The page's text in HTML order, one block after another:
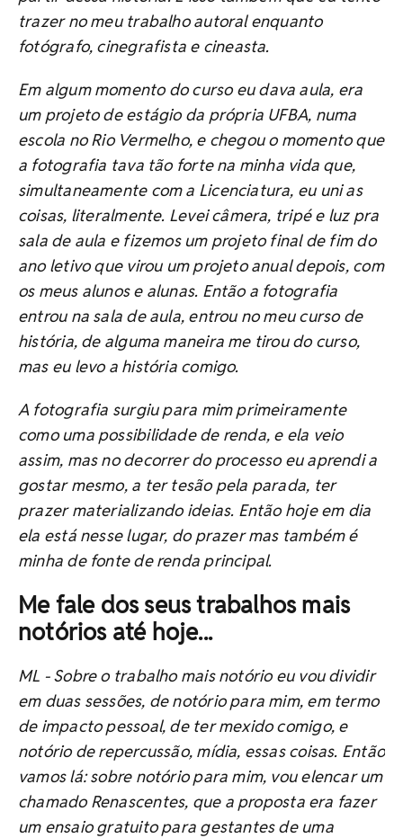
trazer no meu trabalho autoral enquanto
fotógrafo, cinegrafista e cineasta.
Em algum momento do curso eu dava aula, era
um projeto de estágio da própria UFBA, numa
escola no Rio Vermelho, e chegou o momento que
a fotografia tava tão forte na minha vida que,
simultaneamente com a Licenciatura, eu uni as
coisas, literalmente. Levei câmera, tripé e luz pra
sala de aula e fizemos um projeto final de fim do
ano letivo que virou um projeto anual depois, com
os meus alunos e alunas. Então a fotografia
entrou na sala de aula, entrou no meu curso de
história, de alguma maneira me tirou do curso,
mas eu levo a história comigo.
A fotografia surgiu para mim primeiramente
como uma possibilidade de renda, e ela veio
assim, mas no decorrer do processo eu aprendi a
gostar mesmo, a ter tesão pela parada, ter
prazer materializando ideias. Então hoje em dia
ela está nesse lugar, do prazer mas também é
minha de fonte de renda principal.
Me fale dos seus trabalhos mais
notórios até hoje...
ML -Sobre o trabalho mais notório eu vou dividir
em duas sessões, de notório para mim, em termo
de impacto pessoal, de ter mexido comigo, e
notório de repercussão, mídia, essas coisas. Então
vamos lá: sobre notório para mim, vou elencar um
chamado Renascentes, que a proposta era fazer
um ensaio gratuito para gestantes de uma